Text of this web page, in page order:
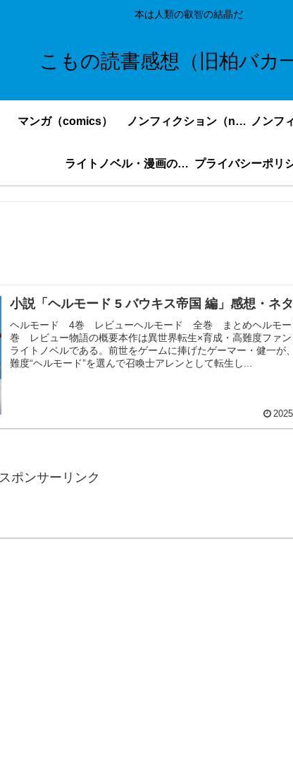
本は人類の叡智の結晶だ
こもの読書感想（旧柏バカ
マンガ（comics） ノンフィクション（nonfiction）更新順
ライトノベル・漫画の感想・ネタバレまとめ｜こもの読書感想 プライバシーポリ
小説「ヘルモード 5 バウキス帝国 編」感想・ネ
ヘルモード 4巻 レビューヘルモード 全巻 まとめヘルモ
巻 レビュー物語の概要本作は異世界転生×育成・高難度ファン
ライトノベルである。前世をゲームに捧げたゲーマー・健一が
難度“ヘルモード”を選んで召喚士アレンとして転生し...
スポンサーリンク